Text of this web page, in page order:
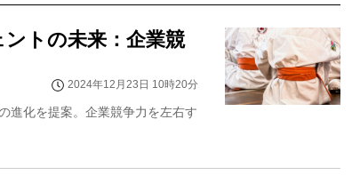
トの未来：企業競
2024年12月23日 10時20分
進化を提案。企業競争力を左右す